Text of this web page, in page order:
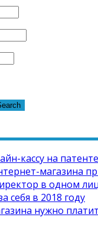
кассу на патенте
магазина
в одном
себя в 2018 году
нужно